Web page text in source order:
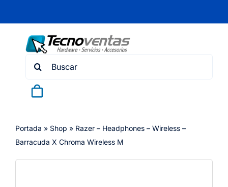
content
Search
Portada » Shop » Razer – Headphones – Wireless –
Barracuda X Chroma Wireless M